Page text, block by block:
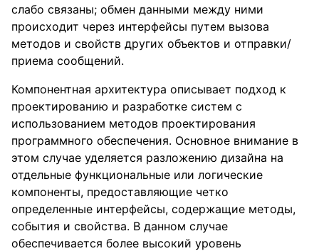
слабо связаны; обмен данными между ними
происходит через интерфейсы путем вызова
методов и свойств других объектов и отправки/
приема сообщений.
Компонентная архитектура описывает подход к
проектированию и разработке систем с
использованием методов проектирования
программного обеспечения. Основное внимание в
этом случае уделяется разложению дизайна на
отдельные функциональные или логические
компоненты, предоставляющие четко
определенные интерфейсы, содержащие методы,
события и свойства. В данном случае
обеспечивается более высокий уровень